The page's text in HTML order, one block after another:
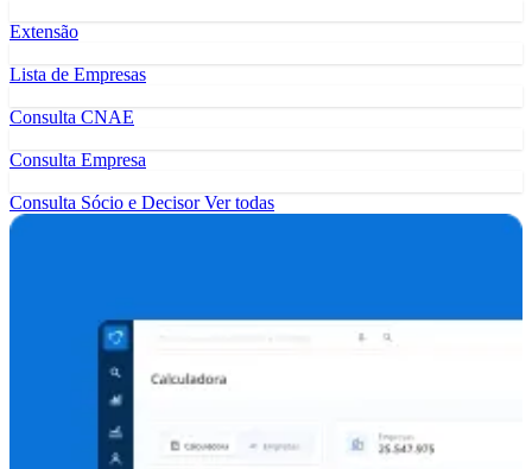
Extensão
Lista de Empresas
Consulta CNAE
Consulta Empresa
Consulta Sócio e DecisorVer todas